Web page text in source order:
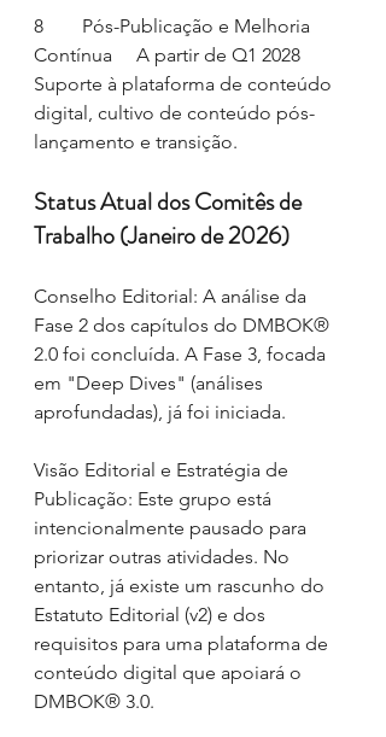
8        Pós-Publicação e Melhoria
Contínua     A partir de Q1 2028
Suporte à plataforma de conteúdo
digital, cultivo de conteúdo pós-
lançamento e transição.
Status Atual dos Comitês de
Trabalho (Janeiro de 2026)
Conselho Editorial: A análise da
Fase 2 dos capítulos do DMBOK®
2.0 foi concluída. A Fase 3, focada
em "Deep Dives" (análises
aprofundadas), já foi iniciada.
Visão Editorial e Estratégia de
Publicação: Este grupo está
intencionalmente pausado para
priorizar outras atividades. No
entanto, já existe um rascunho do
Estatuto Editorial (v2) e dos
requisitos para uma plataforma de
conteúdo digital que apoiará o
DMBOK® 3.0.